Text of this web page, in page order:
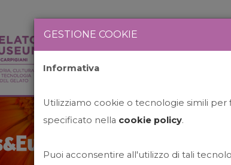
GESTIONE COOKIE
Informativa
Utilizziamo cookie o tecnologie simili
specificato nella cookie policy.
Puoi acconsentire all'utilizzo di tali